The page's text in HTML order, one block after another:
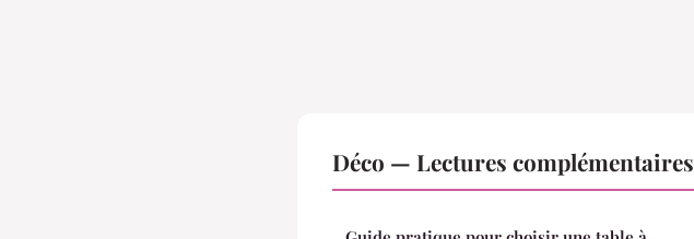
Déco — Lectures complémentaires